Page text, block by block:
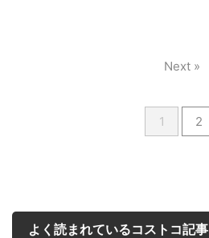
1 2
Next »
よく読まれているコストコ記事